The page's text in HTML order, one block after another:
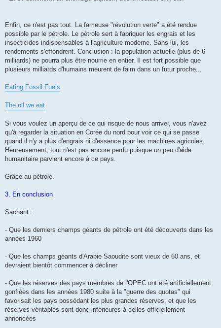
Enfin, ce n'est pas tout. La fameuse "révolution verte" a été rendue
possible par le pétrole. Le pétrole sert à fabriquer les engrais et les
insecticides indispensables à l'agriculture moderne. Sans lui, les
rendements s'effondrent. Conclusion : la population actuelle (plus de 6
milliards) ne pourra plus être nourrie en entier. Il est fort possible que
plusieurs milliards d'humains meurent de faim dans un futur proche...
Eating Fossil Fuels
The oil we eat
Si vous voulez un aperçu de ce qui risque de nous arriver, vous n'avez
qu'à regarder la situation en Corée du nord pour voir ce qui se passe
quand il n'y a plus d'engrais ni d'essence pour les machines agricoles.
Heureusement, tout n'est pas encore perdu puisque un peu d'aide
humanitaire parvient encore à ce pays.
Grâce au pétrole.
3. En conclusion
Sachant :
- Que les derniers champs géants de pétrole ont été découverts dans les
années 1960
- Que les champs géants d'Arabie Saoudite sont vieux de 60 ans, et
devraient bientôt commencer à décliner
- Que les réserves des pays membres de l'OPEC ont été artificiellement
gonflées dans les années 1980 suite à la "guerre des quotas" qui
favorisait les pays possédant les plus grandes réserves, et que les
réserves véritables sont donc inférieures à celles officiellement
annoncées